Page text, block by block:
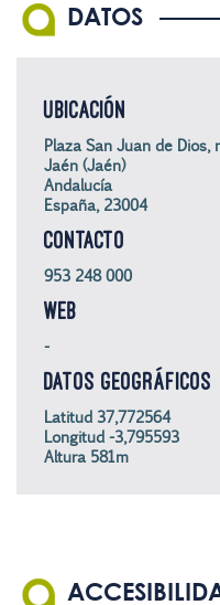
DATOS
UBICACIÓN
Plaza San Juan de Dios,
Jaén (Jaén)
Andalucía
España, 23004
CONTACTO
953 248 000
WEB
-
DATOS GEOGRÁFICOS
Latitud 37,772564
Longitud -3,795593
Altura 581m